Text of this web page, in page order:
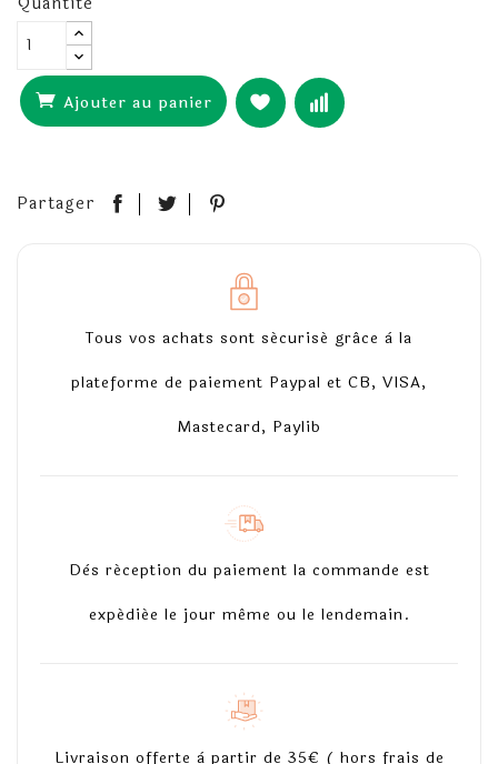
Ajouter au panier
Partager
Tous vos achats sont sécurisé grâce à la
plateforme de paiement Paypal et CB, VISA,
Mastecard, Paylib
Dès réception du paiement la commande est
expédiée le jour même ou le lendemain.
Livraison offerte à partir de 35€ ( hors frais de